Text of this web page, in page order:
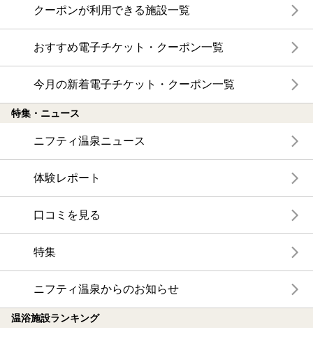
クーポンが利用できる施設一覧
おすすめ電子チケット・クーポン一覧
今月の新着電子チケット・クーポン一覧
特集・ニュース
ニフティ温泉ニュース
体験レポート
口コミを見る
特集
ニフティ温泉からのお知らせ
温浴施設ランキング